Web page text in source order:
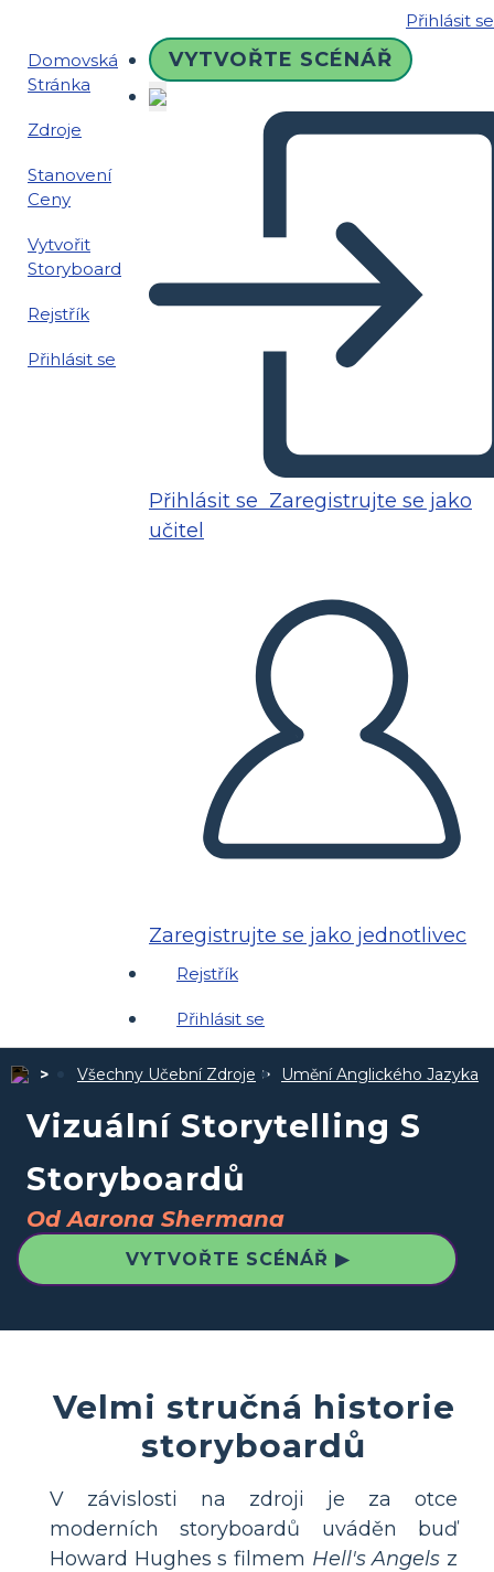
Přihlásit se
Domovská
Stránka
Zdroje
Stanovení
Ceny
Vytvořit
Storyboard
Rejstřík
Přihlásit se
VYTVOŘTE SCÉNÁŘ
Přihlásit se Zaregistrujte se jako
učitel
Zaregistrujte se jako jednotlivec
Rejstřík
Přihlásit se
Všechny Učební Zdroje Umění Anglického Jazyka
Vizuální Storytelling S
Storyboardů
Od Aarona Shermana
VYTVOŘTE SCÉNÁŘ ▶
Velmi stručná historie
storyboardů
V závislosti na zdroji je za otce
moderních storyboardů uváděn buď
Howard Hughes s filmem Hell's Angels z